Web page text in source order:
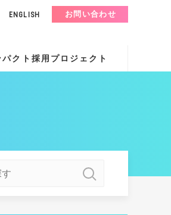
クト採用プロジェクト
ENGLISH お問い合わせ